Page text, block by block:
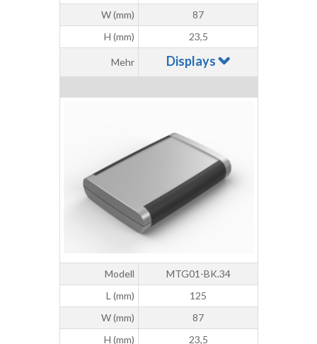
W (mm)
87
H (mm)
23,5
Mehr Displays
Modell
MTG01-BK.34
L (mm)
125
W (mm)
87
H (mm)
23,5